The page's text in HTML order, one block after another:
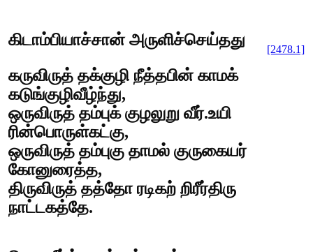
கிடாம்பியாச்சான் அருளிச்செய்தது
கருவிருத் தக்குழி நீத்தபின் காமக்
கடுங்குழிவீழ்ந்து,
ஒருவிருத் தம்புக் குழலுறு வீர்.உயி
ரின்பொருள்கட்கு,
ஒருவிருத் தம்புகு தாமல் குருகையர்
கோனுரைத்த,
திருவிருத் தத்தோ ரடிகற் றிரீர்திரு
நாட்டகத்தே.
[2478.1]